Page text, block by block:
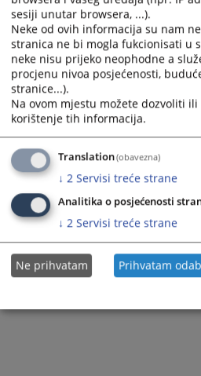
Službenik za zaštitu ličnih
sesiji unutar browsera, ...).
Neke od ovih informacija su nam
stranica ne bi mogla fukcionisati u
neke nisu prijeko neophodne a
procjenu nivoa posjećenosti,
stranice...).
Na ovom mjestu možete dozvoliti
korištenje tih informacija.
Translation(obavezna)
↓ 2 Servisi treće strane
Analitika o posjećenosti
↓ 2 Servisi treće strane
Ne prihvatam Prihvatam